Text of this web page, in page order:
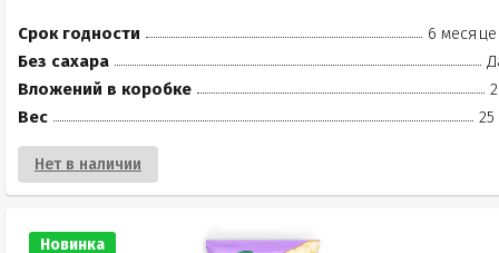
Срок годности
6
Без сахара
Вложений в коробке
Вес
25
Нет в наличии
Новинка